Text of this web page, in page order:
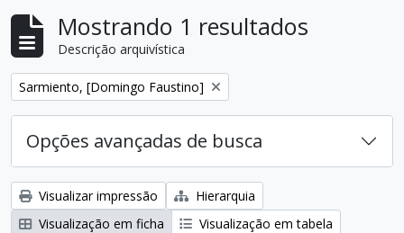
Mostrando 1 resultados
Descrição arquivística
Remover filtro:
Sarmiento, [Domingo Faustino]
Opções avançadas de busca
Visualizar impressão
Hierarquia
Visualização em ficha
Visualização em tabela